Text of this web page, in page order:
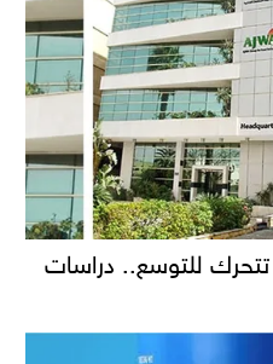
تتحرك للتوسع.. دراسات